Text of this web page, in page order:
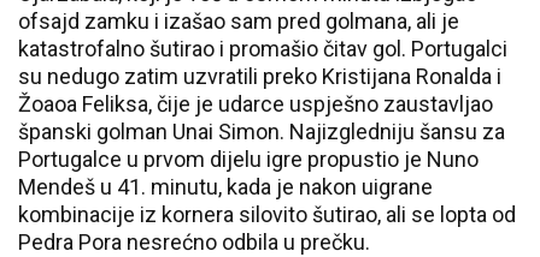
ofsajd zamku i izašao sam pred golmana, ali je
katastrofalno šutirao i promašio čitav gol. Portugalci
su nedugo zatim uzvratili preko Kristijana Ronalda i
Žoaoa Feliksa, čije je udarce uspješno zaustavljao
španski golman Unai Simon. Najizgledniju šansu za
Portugalce u prvom dijelu igre propustio je Nuno
Mendeš u 41. minutu, kada je nakon uigrane
kombinacije iz kornera silovito šutirao, ali se lopta od
Pedra Pora nesrećno odbila u prečku.